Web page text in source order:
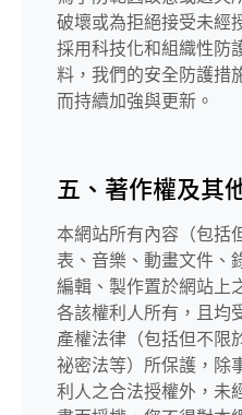
破壞或為拒絕接受未經
採用科技化和組織性防
料，我們的安全防護措
而持續加強與更新。
五、著作權及其
本網站所有內容（包括
表、音樂、動畫文件、
編輯、製作置於網站上
各該權利人所有，且均
產權法律（包括但不限
祕密法等）所保護，除
利人之合法授權外，未